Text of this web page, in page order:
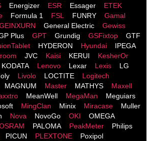
Energizer ESR Essager
ETEK
Formula 1 FSL FUNRY
Gamal
General Electric
Gewiss
Plus GPT Grundig GSFixtop
GTF
HYDERON Hyundai
IPEGA
JVC Kaisi KERUI
KesherOr
KODATA Lenovo Lexar Lexis
LG
Livolo LOCTITE
Logitech
MAGNUM Master MATHYS
Maxell
MeanWell MegaMan
Meguiars
MingClan Minix Miracase
Muller
Nova NovoGo OKI
OMEGA
PALOMA PeakMeter
Philips
PICUN PLEXTONE
Poxipol